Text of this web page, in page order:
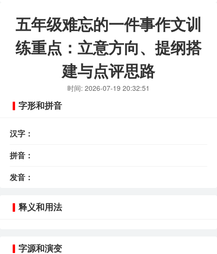
五年级难忘的一件事作文训
练重点：立意方向、提纲搭
建与点评思路
时间: 2026-07-19 20:32:51
字形和拼音
汉字：
拼音：
发音：
释义和用法
字源和演变